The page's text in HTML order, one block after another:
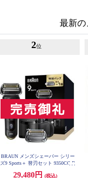
最新
2位
BRAUN メンズシェーバー シリー
ズ9 Sports＋ 替刃セット 9350CC-B
29,480円
(税込)